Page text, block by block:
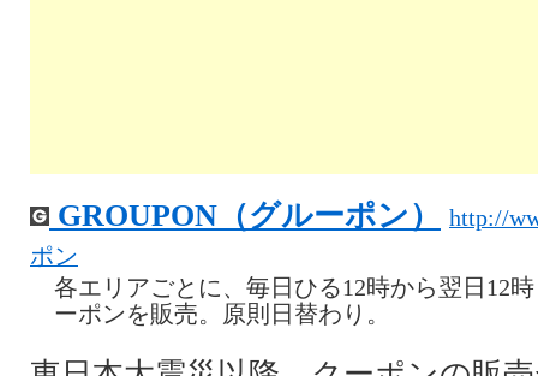
GROUPON（グルーポン）
http://
ポン
各エリアごとに、毎日ひる12時から翌日12
ーポンを販売。原則日替わり。